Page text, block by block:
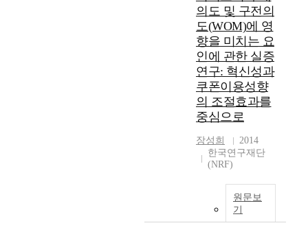
의도 및 구전의
도(WOM)에 영
향을 미치는 요
인에 관한 실증
연구: 혁신성과
쿠폰이용성향
의 조절효과를
중심으로
장성희
2014
한국연구재단
(NRF)
원문보
기